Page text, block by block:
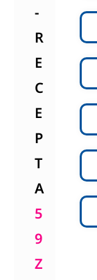
-
R
E
C
E
P
T
A
5
9
Z